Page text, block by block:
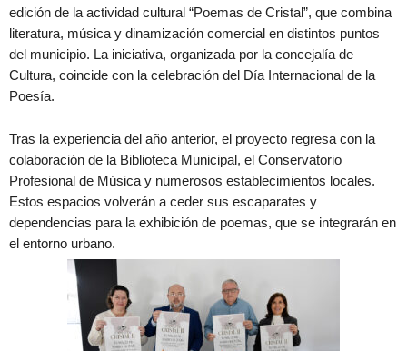
edición de la actividad cultural “Poemas de Cristal”, que combina
literatura, música y dinamización comercial en distintos puntos
del municipio. La iniciativa, organizada por la concejalía de
Cultura, coincide con la celebración del Día Internacional de la
Poesía.
Tras la experiencia del año anterior, el proyecto regresa con la
colaboración de la Biblioteca Municipal, el Conservatorio
Profesional de Música y numerosos establecimientos locales.
Estos espacios volverán a ceder sus escaparates y
dependencias para la exhibición de poemas, que se integrarán en
el entorno urbano.